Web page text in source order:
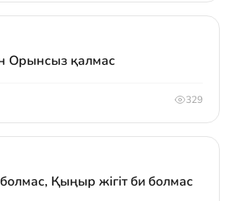
Орынсыз қалмас
329
Қыңыр жігіт би болмас